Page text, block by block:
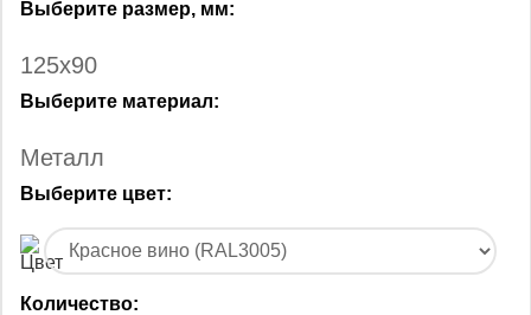
Выберите размер, мм:
125x90
Выберите материал:
Металл
Выберите цвет:
Количество: